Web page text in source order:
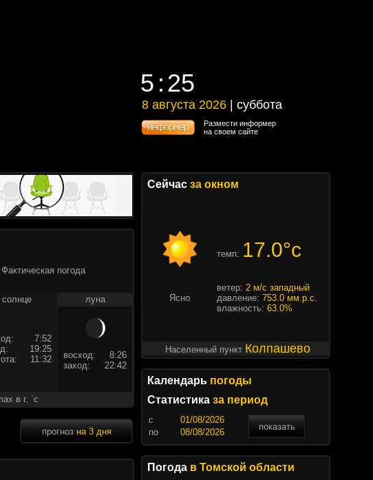
5 25
5 25
8 августа 2026 | суббота
8 августа 2026 | суббота
Размести информер
на своем сайте
Фактическая погода
солнце луна
7:52
19:25
11:32 восход:
8:26
заход:
22:42
в г. `c
прогноз на 3 дня
Сейчас за окном
темп: 17.0°c
Ясно
ветер: 2 м/с западный
давление: 753.0 мм.р.с.
влажность: 63.0%
Населенный пункт Колпашево
Календарь погоды
Статистика за период
c
показать
по
Погода в Томской области